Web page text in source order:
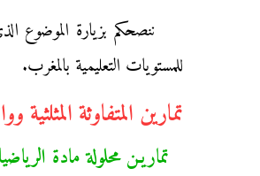
ننصحكم بزيارة الموضوع
للمستويات التعليمية بالمغرب.
تمارين المتفاوثة
تماريـن محلولة مادة